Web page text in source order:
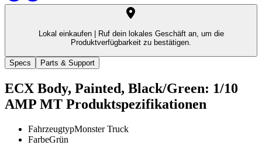
Lokal einkaufen |
Ruf dein lokales Geschäft an, um die
Produktverfügbarkeit zu bestätigen.
Specs Parts & Support
ECX Body, Painted, Black/Green: 1/10
AMP MT Produktspezifikationen
FahrzeugtypMonster Truck
FarbeGrün